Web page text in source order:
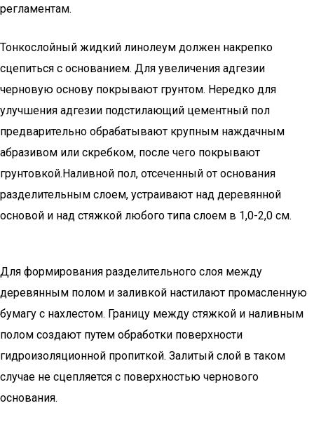
регламентам.
Тонкослойный жидкий линолеум должен накрепко
сцепиться с основанием. Для увеличения адгезии
черновую основу покрывают грунтом. Нередко для
улучшения адгезии подстилающий цементный пол
предварительно обрабатывают крупным наждачным
абразивом или скребком, после чего покрывают
грунтовкой.Наливной пол, отсеченный от основания
разделительным слоем, устраивают над деревянной
основой и над стяжкой любого типа слоем в 1,0-2,0 см.
Для формирования разделительного слоя между
деревянным полом и заливкой настилают промасленную
бумагу с нахлестом. Границу между стяжкой и наливным
полом создают путем обработки поверхности
гидроизоляционной пропиткой. Залитый слой в таком
случае не сцепляется с поверхностью чернового
основания.